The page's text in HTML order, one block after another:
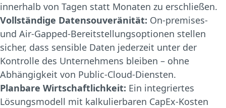
innerhalb von Tagen statt Monaten zu erschließen.
Vollständige Datensouveränität: On-premises-
und Air-Gapped-Bereitstellungsoptionen stellen
sicher, dass sensible Daten jederzeit unter der
Kontrolle des Unternehmens bleiben – ohne
Abhängigkeit von Public-Cloud-Diensten.
Planbare Wirtschaftlichkeit: Ein integriertes
Lösungsmodell mit kalkulierbaren CapEx-Kosten